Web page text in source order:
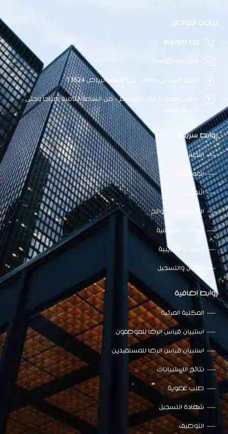
بيانات التواصل
0567891320
mail@host.com
طريق أنس بن مالك - حي الملقا, الرياض 13524
أوقات العمل: 5 أيام بالأسبوع - من الساعة الثامنة صباحاً وحتى
الرابعة مساءاً.
روابط سريعة
الأخبار
الموظفون
التقارير
السياسات واللوائح
المقررات الدراسية
الدورات التدريبية
القبول والتسجيل
روابط إضافية
المكتبة المرئية
استبيان قياس الرضا للموظفون
استبيان قياس الرضا للمستفيدين
نتائج الاستبيانات
طلب عضوية
شهادة التسجيل
التوظيف